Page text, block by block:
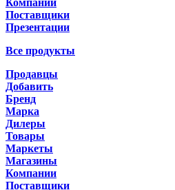
Компании
Поставщики
Презентации
Все продукты
Продавцы
Добавить
Бренд
Марка
Дилеры
Товары
Маркеты
Магазины
Компании
Поставщики